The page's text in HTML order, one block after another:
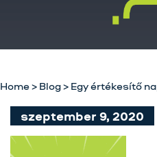
Home> Blog> Egy értékesítő
szeptember 9, 2020